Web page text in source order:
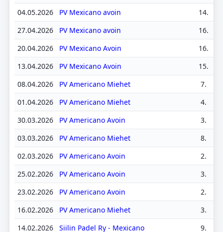
04.05.2026
PV Mexicano avoin
14.
27.04.2026
PV Mexicano avoin
16.
20.04.2026
PV Mexicano Avoin
16.
13.04.2026
PV Mexicano Avoin
15.
08.04.2026
PV Americano Miehet
7.
01.04.2026
PV Americano Miehet
4.
30.03.2026
PV Americano Avoin
3.
03.03.2026
PV Americano Miehet
8.
02.03.2026
PV Americano Avoin
2.
25.02.2026
PV Americano Avoin
3.
23.02.2026
PV Americano Avoin
2.
16.02.2026
PV Americano Miehet
3.
14.02.2026
Siilin Padel Ry - Mexicano
9.